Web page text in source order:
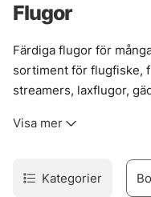
Flugor
Färdiga flugor för
sortiment för flugfiske,
streamers, laxflugor,
som känns
Frödin, Umpqua och
Inte för att allt passar
Visa mer
Kategorier